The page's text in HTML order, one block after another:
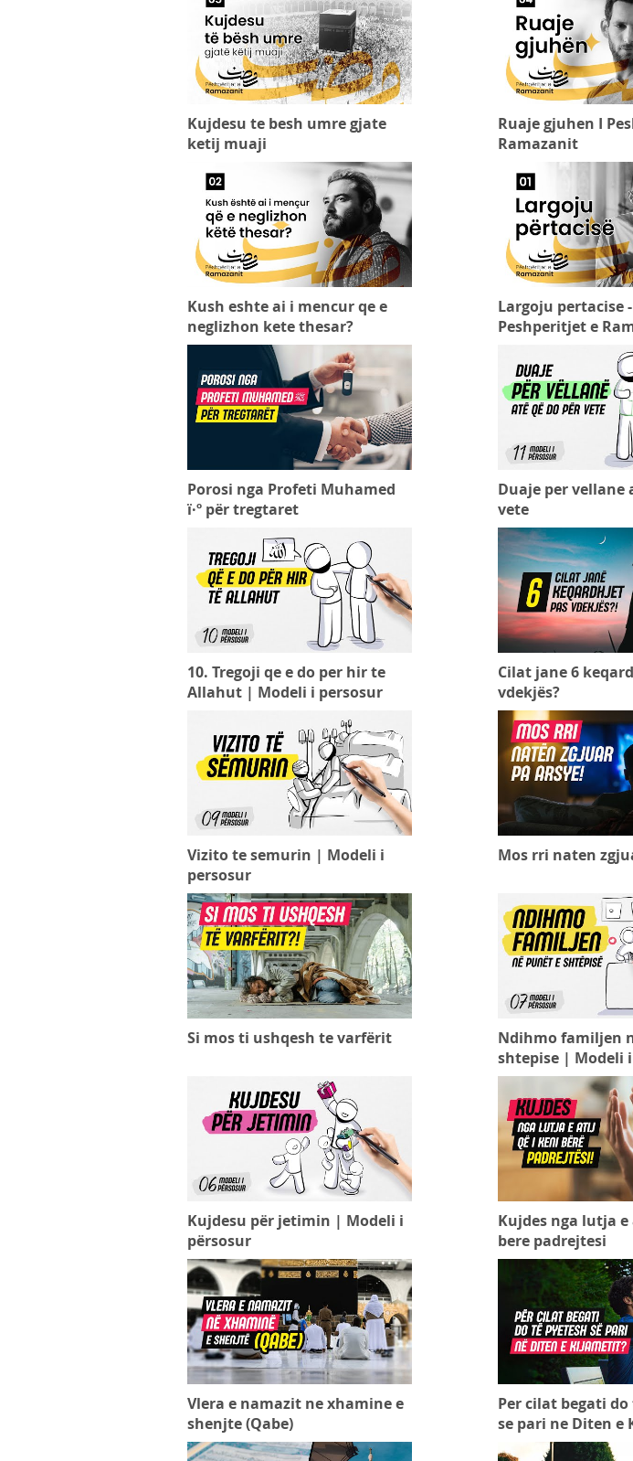
Kujdesu te besh umre gjate
ketij muaji
Ruaje gjuhen I
Ramazanit
Kush eshte ai i mencur qe e
neglizhon kete thesar?
Largoju pertacise -
Peshperitjet e
Porosi nga Profeti Muhamed
ï·º për tregtaret
Duaje per vellane
vete
10. Tregoji qe e do per hir te
Allahut | Modeli i persosur
Cilat jane 6
vdekjës?
Vizito te semurin | Modeli i
persosur
Mos rri naten
Si mos ti ushqesh te varfërit
Ndihmo familjen
shtepise | Modeli
Kujdesu për jetimin | Modeli i
përsosur
Kujdes nga lutja
bere padrejtesi
Vlera e namazit ne xhamine e
shenjte (Qabe)
Per cilat begati
se pari ne Diten e